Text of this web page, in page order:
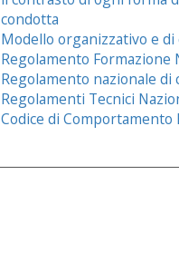
condotta
Modello organizzativo e
Regolamento Formazione
Regolamento nazionale di
Regolamenti Tecnici
Codice di Comportamento